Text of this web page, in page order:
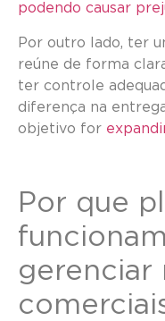
podendo causar
Por outro lado, ter
reúne de forma
ter controle
diferença na
objetivo for
Por que
gerenciar